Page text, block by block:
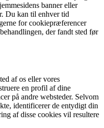
banner eller
Du kan til enhver tid
for cookiepræferencer
der fandt sted før
af os eller vores
en profil af dine
på andre websteder. Selvom
identificerer de entydigt din
af disse cookies vil resultere